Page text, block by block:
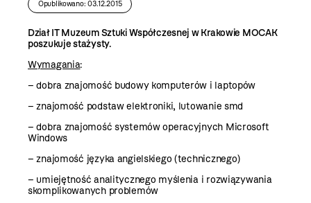
Opublikowano: 03.12.2015
Dział IT Muzeum Sztuki Współczesnej w Krakowie MOCAK
poszukuje stażysty.
Wymagania:
– dobra znajomość budowy komputerów i laptopów
– znajomość podstaw elektroniki, lutowanie smd
– dobra znajomość systemów operacyjnych Microsoft
Windows
– znajomość języka angielskiego (technicznego)
– umiejętność analitycznego myślenia i rozwiązywania
skomplikowanych problemów